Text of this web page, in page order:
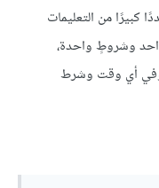
كبيرًا من التعليمات
وشروطٍ واحدة،
أي وقت وشرط